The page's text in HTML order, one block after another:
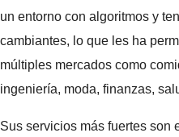
un entorno con algoritmos y
cambiantes, lo que les ha
múltiples mercados como
ingeniería, moda, finanzas,
Sus servicios más fuertes son